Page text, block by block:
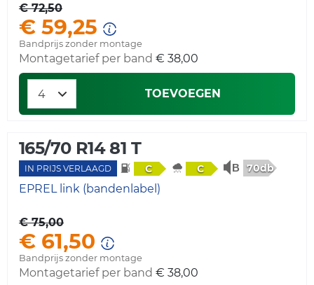
€ 72,50
€ 59,25
Bandprijs zonder montage
Montagetarief per band € 38,00
TOEVOEGEN
165/70 R14 81 T
IN PRIJS VERLAAGD C C 70db
EPREL link (bandenlabel)
€ 75,00
€ 61,50
Bandprijs zonder montage
Montagetarief per band € 38,00